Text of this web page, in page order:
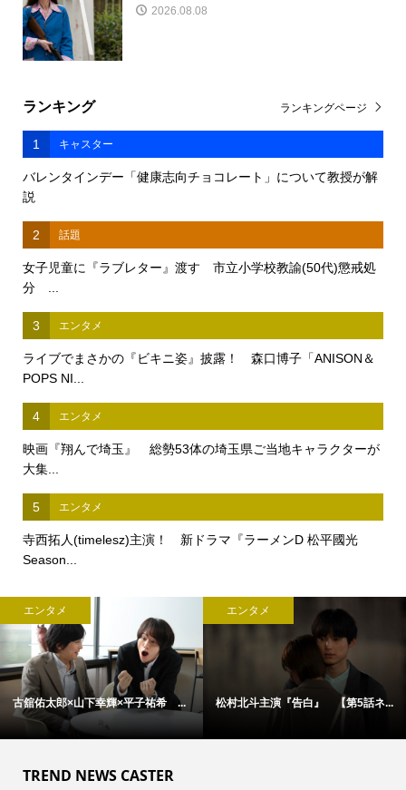
2026.08.08
ランキング
1 キャスター
バレンタインデー「健康志向チョコレート」について教授が解
説
2 話題
女子児童に『ラブレター』渡す 市立小学校教諭(50代)懲戒処
分 ...
3 エンタメ
ライブでまさかの『ビキニ姿』披露！ 森口博子「ANISON＆
POPS NI...
4 エンタメ
映画『翔んで埼玉』 総勢53体の埼玉県ご当地キャラクターが
大集...
5 エンタメ
寺西拓人(timelesz)主演！ 新ドラマ『ラーメンD 松平國光
Season...
ランキングページ
エンタメ
古舘佑太郎×山下幸輝×平子祐希 ...
エンタメ
松村北斗主演『告白』 【第5話ネ...
TREND NEWS CASTER